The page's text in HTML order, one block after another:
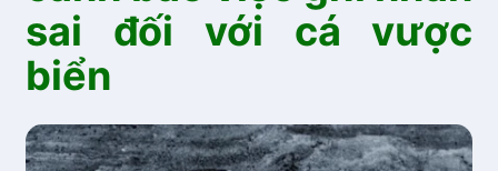
sai đối với cá vược
biển